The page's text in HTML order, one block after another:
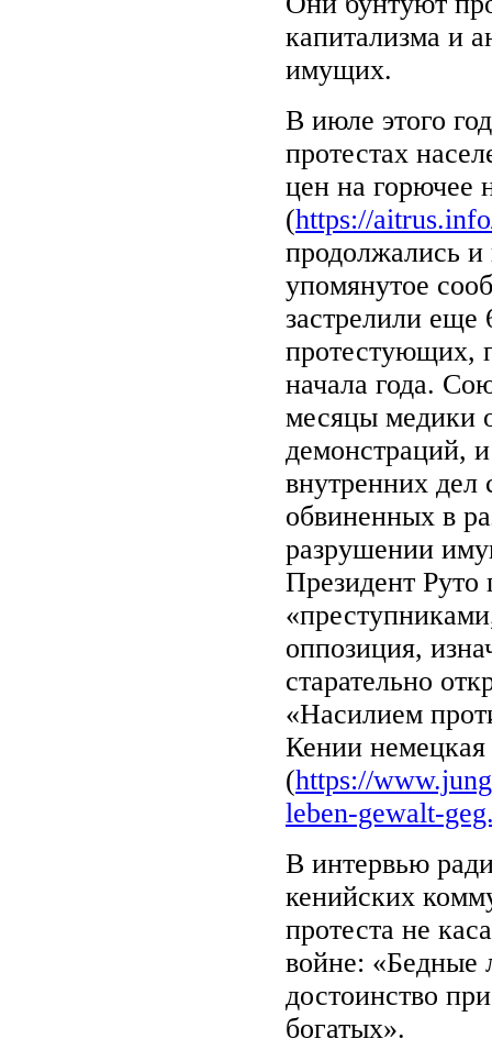
капитализма и
имущих.
В июле этого
протестах
цен на горючее
(https://
продолжались и
упомянутое
застрелили еще
протестующих,
начала года.
месяцы медики
демонстраций,
внутренних дел
обвиненных в
разрушении
Президент Руто
оппозиция,
старательно
«Насилием
Кении немецкая
(https://
leben-gewalt-
В интервью
кенийских
протеста не
войне: «Бедные
достоинство
богатых».